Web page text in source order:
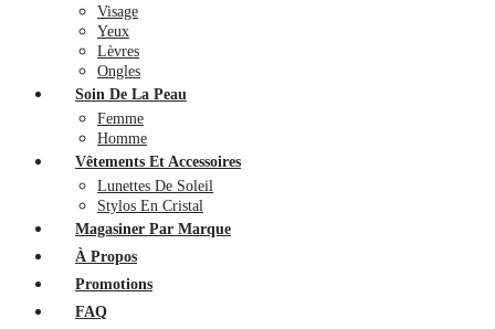
Visage
Yeux
Lèvres
Ongles
Soin De La Peau
Femme
Homme
Vêtements Et Accessoires
Lunettes De Soleil
Stylos En Cristal
Magasiner Par Marque
À Propos
Promotions
FAQ